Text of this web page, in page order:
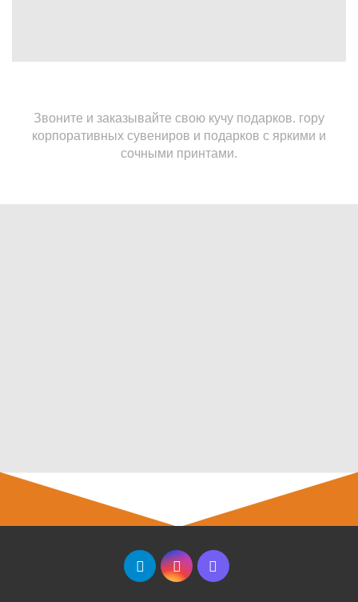
Звоните и заказывайте свою кучу подарков. гору
корпоративных сувениров и подарков с яркими и
сочными принтами.